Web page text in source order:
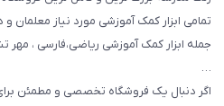
تمامی ابزار کمک آموزشی مورد نیاز معلمان
جمله ابزار کمک آموزشی ریاضی،فارسی ، مهر
…
اگر دنبال یک فروشگاه تخصصی و مطمئن